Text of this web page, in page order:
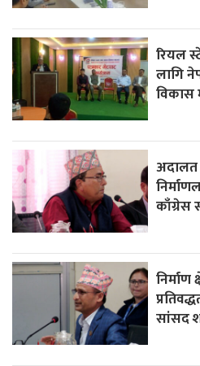
रियल
लागि
विकास
अदालत
काँग्रेस
सांसद